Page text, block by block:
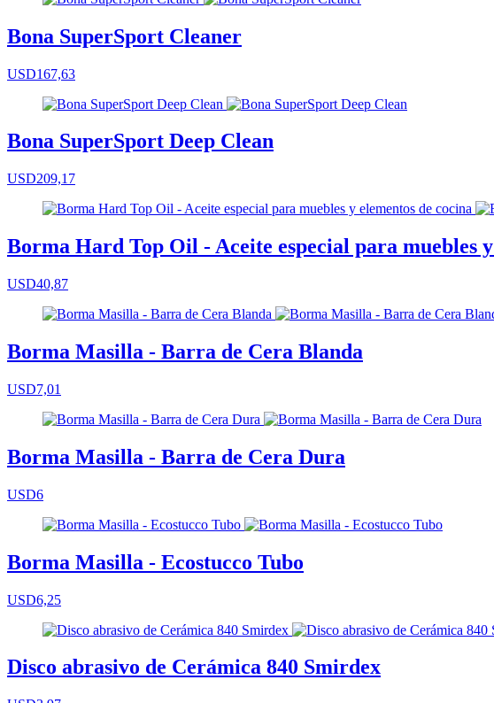
Bona SuperSport Cleaner
USD167,63
Bona SuperSport Deep Clean
USD209,17
Borma Hard Top Oil - Aceite especial para muebles
USD40,87
Borma Masilla - Barra de Cera Blanda
USD7,01
Borma Masilla - Barra de Cera Dura
USD6
Borma Masilla - Ecostucco Tubo
USD6,25
Disco abrasivo de Cerámica 840 Smirdex